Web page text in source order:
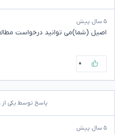
۵ سال پیش
اصیل (شما)می توانید درخواست
۰
پاسخ توسط یکی از
۵ سال پیش